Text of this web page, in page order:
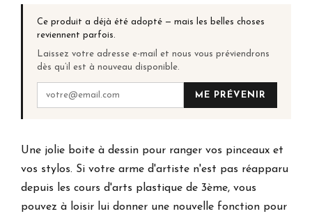
Ce produit a déjà été adopté — mais les belles choses
reviennent parfois.
Laissez votre adresse e-mail et nous vous préviendrons
dès qu’il est à nouveau disponible.
ME PRÉVENIR
Une jolie boite à dessin pour ranger vos pinceaux et
vos stylos. Si votre arme d'artiste n'est pas réapparu
depuis les cours d'arts plastique de 3ème, vous
pouvez à loisir lui donner une nouvelle fonction pour